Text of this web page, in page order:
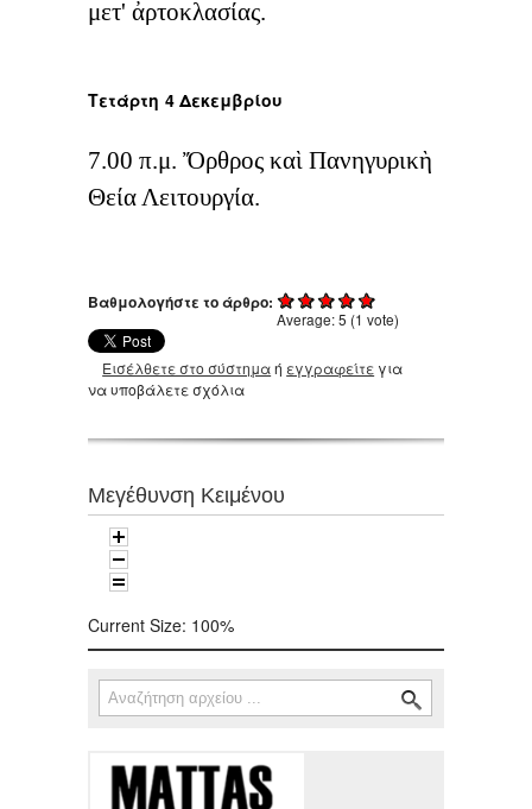
μετ' ἀρτοκλασίας.
Τετάρτη 4 Δεκεμβρίου
7.00 π.μ. Ὄρθρος καὶ Πανηγυρικὴ
Θεία Λειτουργία.
Βαθμολογήστε το άρθρο:
Average:5 (1 vote)
Εισέλθετε στο σύστημαή εγγραφείτε για
να υποβάλετε σχόλια
Μεγέθυνση Κειμένου
Current Size: 100%
Φόρμα αναζήτησης
Αναζήτηση